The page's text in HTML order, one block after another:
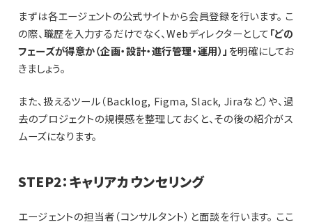
まずは各エージェントの公式サイトから会員登録を行います。 こ
の際、職歴を入力するだけでなく、Webディレクターとして「どの
フェーズが得意か（企画・設計・進行管理・運用）」 を明確にしてお
きましょう。
また、扱えるツール（Backlog, Figma, Slack, Jiraなど）や、過
去のプロジェクトの規模感を整理しておくと、その後の紹介がス
ムーズになります。
STEP2：キャリアカウンセリング
エージェントの担当者（コンサルタント）と面談を行います。 ここ